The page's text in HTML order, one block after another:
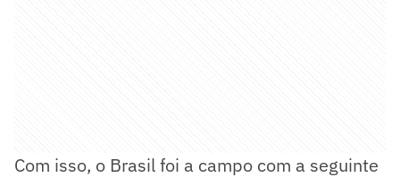
Com isso, o Brasil foi a campo com a seguinte